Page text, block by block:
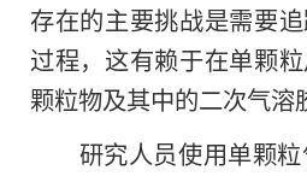
存在的主要挑战是需要
过程，这有赖于在单颗
颗粒物及其中的二次气溶
研究人员使用单颗